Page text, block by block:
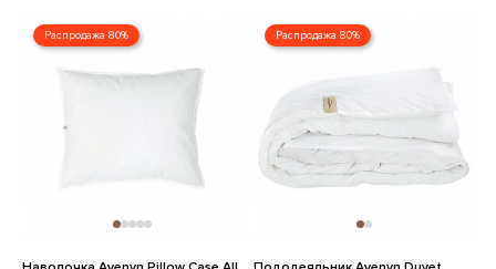
Распродажа 80% Распродажа 80%